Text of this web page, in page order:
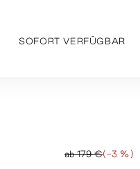
SOFORT VERFÜGBAR
ab179 €(-3 %)